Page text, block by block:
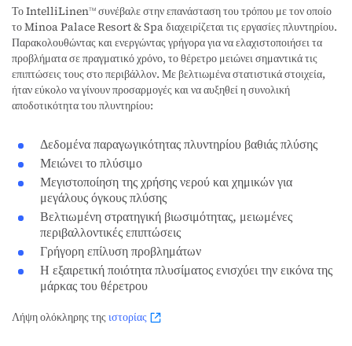
Το IntelliLinenTM συνέβαλε στην επανάσταση του τρόπου με τον οποίο
το Minoa Palace Resort & Spa διαχειρίζεται τις εργασίες πλυντηρίου.
Παρακολουθώντας και ενεργώντας γρήγορα για να ελαχιστοποιήσει τα
προβλήματα σε πραγματικό χρόνο, το θέρετρο μειώνει σημαντικά τις
επιπτώσεις τους στο περιβάλλον. Με βελτιωμένα στατιστικά στοιχεία,
ήταν εύκολο να γίνουν προσαρμογές και να αυξηθεί η συνολική
αποδοτικότητα του πλυντηρίου:
Δεδομένα παραγωγικότητας πλυντηρίου βαθιάς πλύσης
Μειώνει το πλύσιμο
Μεγιστοποίηση της χρήσης νερού και χημικών για
μεγάλους όγκους πλύσης
Βελτιωμένη στρατηγική βιωσιμότητας, μειωμένες
περιβαλλοντικές επιπτώσεις
Γρήγορη επίλυση προβλημάτων
Η εξαιρετική ποιότητα πλυσίματος ενισχύει την εικόνα της
μάρκας του θέρετρου
Λήψη ολόκληρης τηςιστορίας